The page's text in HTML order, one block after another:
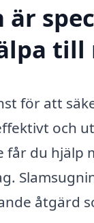
till
för att
och
du hjälp
åtgärd